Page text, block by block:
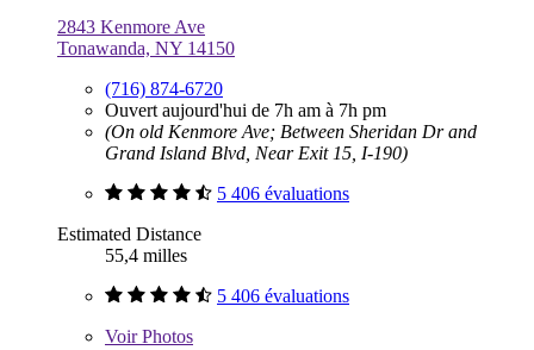
2843 Kenmore Ave
Tonawanda, NY 14150
(716) 874-6720
Ouvert aujourd'hui de 7h am à 7h pm
(On old Kenmore Ave; Between Sheridan Dr and
Grand Island Blvd, Near Exit 15, I-190)
5 406 évaluations
Estimated Distance
55,4 milles
5 406 évaluations
VoirPhotos